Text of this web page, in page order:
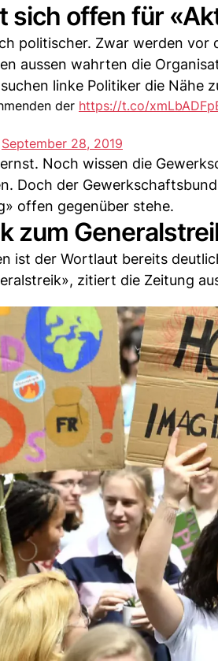
sich offen für
politischer. Zwar werden vor
aussen wahrten die
linke Politiker die Nähe
der https://t.co/
September 28, 2019
Noch wissen die
Doch der
offen gegenüber stehe.
zum
ist der Wortlaut bereits
zitiert die Zeitung